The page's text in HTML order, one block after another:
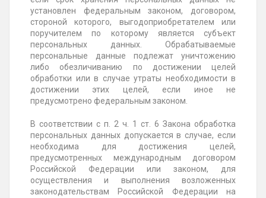
установлен федеральным законом, договором,
стороной которого, выгодоприобретателем или
поручителем по которому является субъект
персональных данных. Обрабатываемые
персональные данные подлежат уничтожению
либо обезличиванию по достижении целей
обработки или в случае утраты необходимости в
достижении этих целей, если иное не
предусмотрено федеральным законом.
В соответствии с п. 2 ч. 1 ст. 6 Закона обработка
персональных данных допускается в случае, если
необходима для достижения целей,
предусмотренных международным договором
Российской Федерации или законом, для
осуществления и выполнения возложенных
законодательствам Российской Федерации на